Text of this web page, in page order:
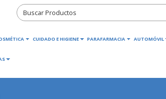
CUIDADO E HIGIENE PARAFARMACIA AUTOMÓVIL